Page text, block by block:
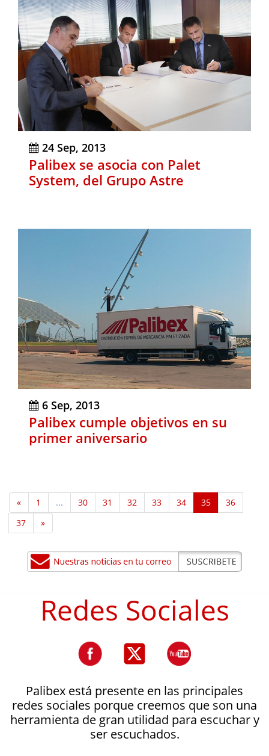
24 Sep, 2013
Palibex se asocia con Palet
System, del Grupo Astre
6 Sep, 2013
Palibex cumple objetivos en su
primer aniversario
« 1 ... 30 31 32 33 34 35
36
37
»
Redes Sociales
Palibex está presente en las principales
redes sociales porque creemos que son una
herramienta de gran utilidad para escuchar y
ser escuchados.